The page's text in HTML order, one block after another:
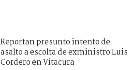
Reportan presunto intento de
asalto a escolta de exministro Luis
Cordero en Vitacura